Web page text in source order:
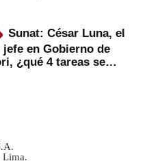
Sunat: César Luna, el
en Gobierno de
¿qué 4 tareas se
Lima.